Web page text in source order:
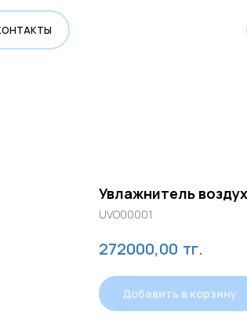
Увлажнитель
UVO00001
272000,00 тг.
Добавить в корзину